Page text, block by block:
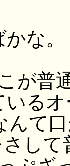
な。
が普
いる
んて
して